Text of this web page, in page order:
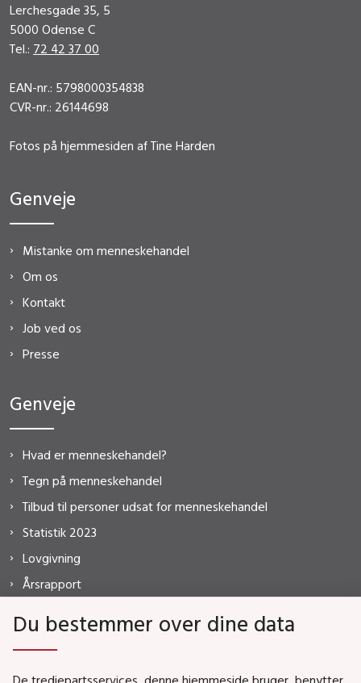
Lerchesgade 35, 5
5000 Odense C
Tel.: 72 42 37 00
EAN-nr.: 5798000354838
CVR-nr.: 26144698
Fotos på hjemmesiden af Tine Harden
Genveje
Mistanke om menneskehandel
Om os
Kontakt
Job ved os
Presse
Genveje
Hvad er menneskehandel?
Tegn på menneskehandel
Tilbud til personer udsat for menneskehandel
Statistik 2023
Lovgivning
Årsrapport
Du bestemmer over dine data
De tredjepartsservices, denne hjemmeside bruger, benytter